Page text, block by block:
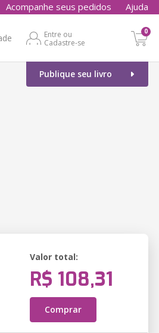
Acompanhe seus pedidos Ajuda
Entre ou
Cadastre-se
0
Publique seu livro
Valor total:
R$ 108,31
Comprar